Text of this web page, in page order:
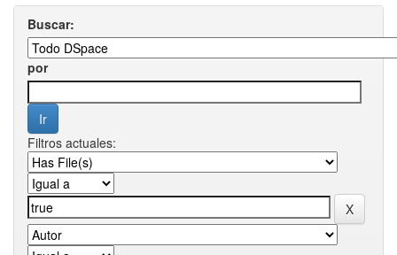
Buscar:
por
Filtros actuales: